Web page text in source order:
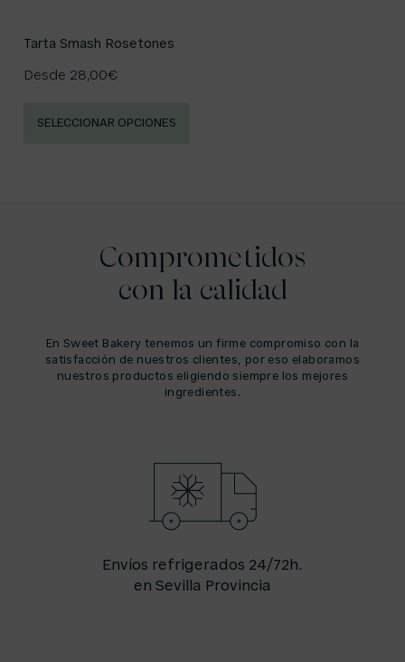
Tarta Smash Rosetones
Desde 28,00€
SELECCIONAR OPCIONES
Comprometidos
con la calidad
En Sweet Bakery tenemos un firme compromiso con la
satisfacción de nuestros clientes, por eso elaboramos
nuestros productos eligiendo siempre los mejores
ingredientes.
Envíos refrigerados 24/72h.
en Sevilla Provincia